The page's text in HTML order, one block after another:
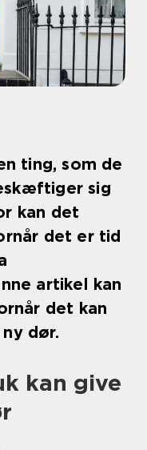
ting, som de
sig
kan det
det er tid
artikel kan
det kan
dør.
kan give